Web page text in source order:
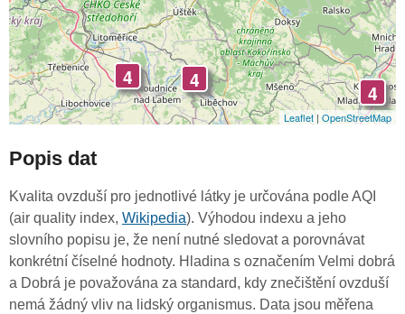
4
4
4
Leaflet | OpenStreetMap
Popis dat
Kvalita ovzduší pro jednotlivé látky je určována podle AQI
(air quality index, Wikipedia). Výhodou indexu a jeho
slovního popisu je, že není nutné sledovat a porovnávat
konkrétní číselné hodnoty. Hladina s označením Velmi dobrá
a Dobrá je považována za standard, kdy znečištění ovzduší
nemá žádný vliv na lidský organismus. Data jsou měřena